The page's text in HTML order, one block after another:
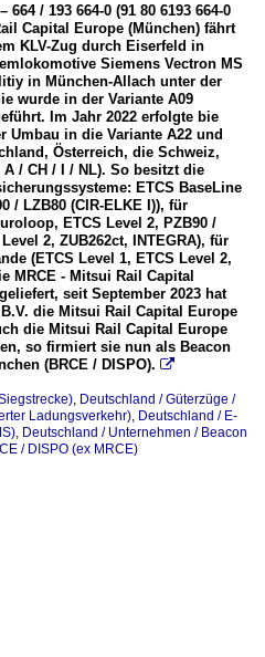
/ 193 664-0 (91 80 6193 664-0
Capital Europe (München) fährt
KLV-Zug durch Eiserfeld in
Siemens Vectron MS
in München-Allach unter der
wurde in der Variante A09
Im Jahr 2022 erfolgte bie
Umbau in die Variante A22 und
Österreich, die Schweiz,
/ CH / I / NL). So besitzt die
ETCS BaseLine
/ LZB80 (CIR-ELKE I)), für
ETCS Level 2, PZB90 /
2, ZUB262ct, INTEGRA), für
(ETCS Level 1, ETCS Level 2,
MRCE - Mitsui Rail Capital
seit September 2023 hat
die Mitsui Rail Capital Europe
die Mitsui Rail Capital Europe
so firmiert sie nun als Beacon
(BRCE / DISPO). 
Deutschland / Güterzüge /
Ladungsverkehr) Deutschland / E-
Deutschland / Unternehmen / Beacon
/ DISPO (ex MRCE)